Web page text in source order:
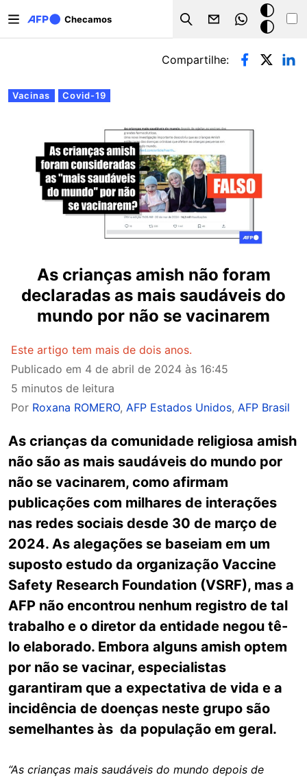
Checamos
Search
Modo
escuro
Abas primárias
Vacinas Covid-19
Compartilhe:
As crianças amish não foram
declaradas as mais saudáveis do
mundo por não se vacinarem
Este artigo tem mais de dois anos.
Publicado em 4 de abril de 2024 às 16:45
5 minutos de leitura
Por Roxana ROMERO, AFP Estados Unidos, AFP Brasil
As crianças da comunidade religiosa amish
não são as mais saudáveis do mundo por
não se vacinarem, como afirmam
publicações com milhares de interações
nas redes sociais desde 30 de março de
2024. As alegações se baseiam em um
suposto estudo da organização Vaccine
Safety Research Foundation (VSRF), mas a
AFP não encontrou nenhum registro de tal
trabalho e o diretor da entidade negou tê-
lo elaborado. Embora alguns amish optem
por não se vacinar, especialistas
garantiram que a expectativa de vida e a
incidência de doenças neste grupo são
semelhantes às da população em geral.
“As crianças mais saudáveis do mundo depois de